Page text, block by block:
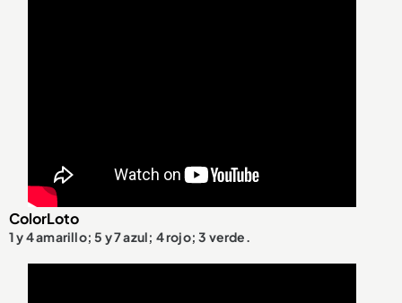
ColorLoto
1 y 4 amarillo; 5 y 7 azul; 4 rojo; 3 verde.